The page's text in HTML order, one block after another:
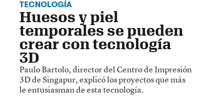
TECNOLOGÍA
Huesos y piel
temporales se pueden
crear con tecnología
3D
Paulo Bartolo, director del Centro de Impresión
3D de Singapur, explicó los proyectos que más
le entusiasman de esta tecnología.